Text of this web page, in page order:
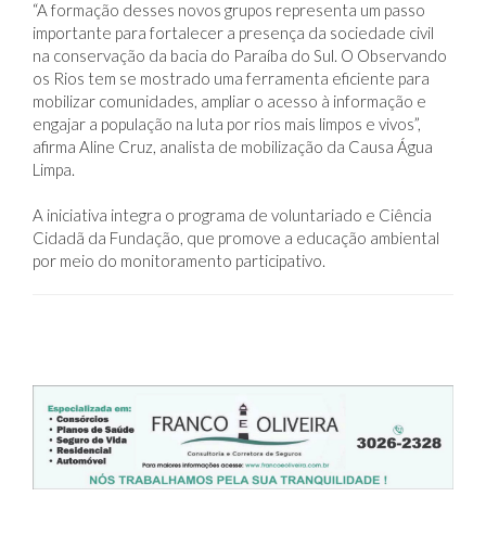
águas.
“A formação desses novos grupos representa um passo
importante para fortalecer a presença da sociedade civil
na conservação da bacia do Paraíba do Sul. O Observando
os Rios tem se mostrado uma ferramenta eficiente para
mobilizar comunidades, ampliar o acesso à informação e
engajar a população na luta por rios mais limpos e vivos”,
afirma Aline Cruz, analista de mobilização da Causa Água
Limpa.
A iniciativa integra o programa de voluntariado e Ciência